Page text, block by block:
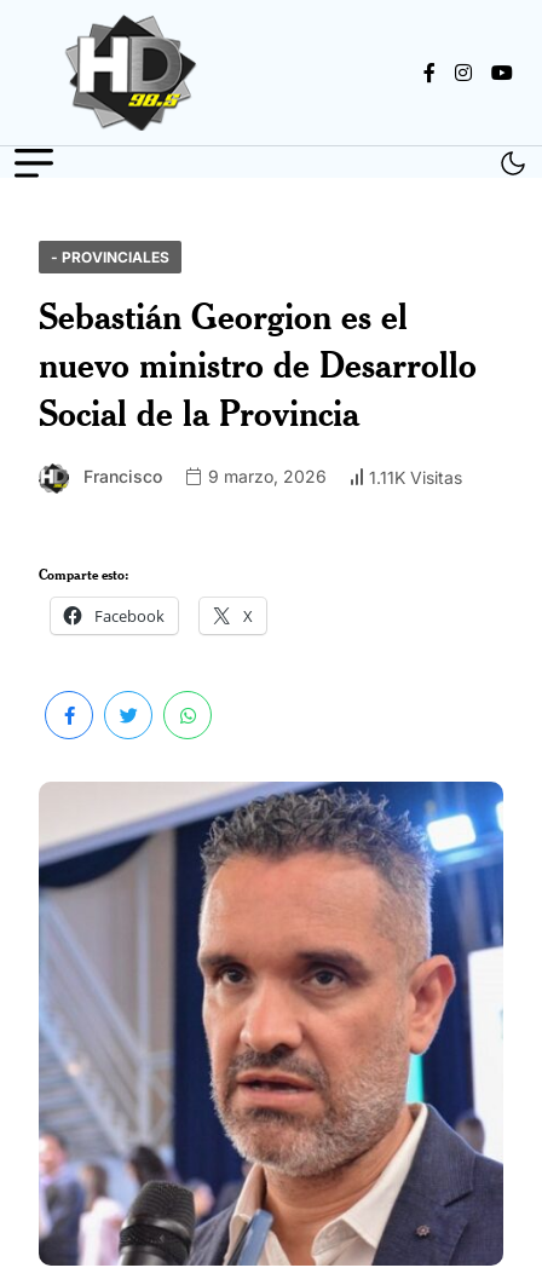
- PROVINCIALES
Sebastián Georgion es el
nuevo ministro de Desarrollo
Social de la Provincia
Francisco 9 marzo, 2026 1.11K Visitas
Comparte esto:
Facebook X